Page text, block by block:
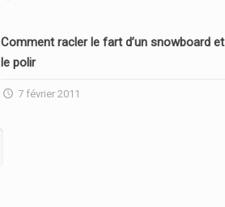
Comment racler le fart d’un snowboard et
le polir
7 février 2011